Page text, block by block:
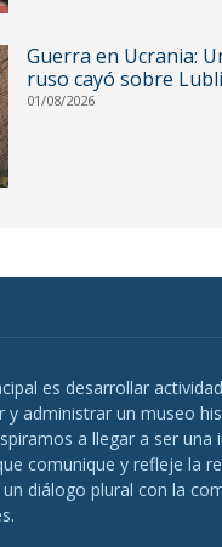
Guerra en Ucrania:
ruso cayó sobre
01/08/2026
es desarrollar
y administrar un museo
a llegar a ser una
comunique y refleje la
diálogo plural con la